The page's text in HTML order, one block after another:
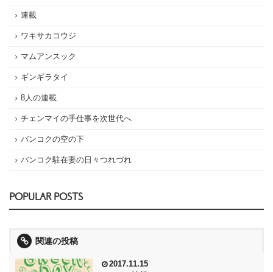
連載
ワキサカコウジ
マムアンスック
ギンギラタイ
8人の連載
チェンマイの手仕事を次世代へ
バンコクの空の下
バンコク駐在妻の日々つれづれ
POPULAR POSTS
関連の投稿
2017.11.15